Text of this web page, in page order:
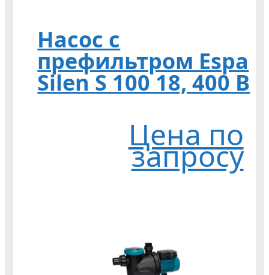
Насос с
префильтром Espa
Silen S 100 18, 400 В
Цена по
запросу